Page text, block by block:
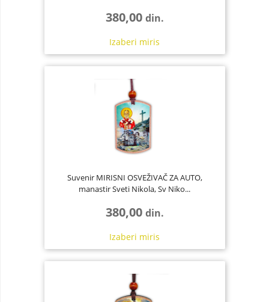
380,00 din.
Izaberi miris
Suvenir MIRISNI OSVEŽIVAČ ZA AUTO,
manastir Sveti Nikola, Sv Niko...
380,00 din.
Izaberi miris